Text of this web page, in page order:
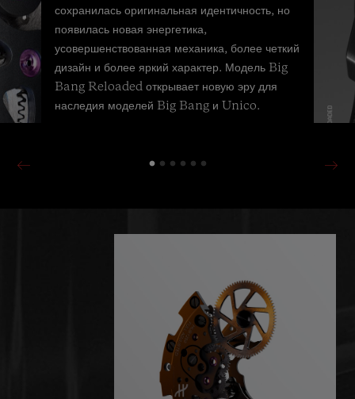
сохранилась оригинальная идентичность, но
появилась новая энергетика,
усовершенствованная механика, более четкий
дизайн и более яркий характер. Модель Big
Bang Reloaded открывает новую эру для
наследия моделей Big Bang и Unico.